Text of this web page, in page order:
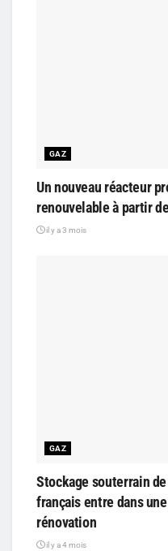
GAZ
Un nouveau réacteur
renouvelable à partir
il y a 3 mois
GAZ
Stockage souterrain
français entre dans
rénovation
il y a 4 mois